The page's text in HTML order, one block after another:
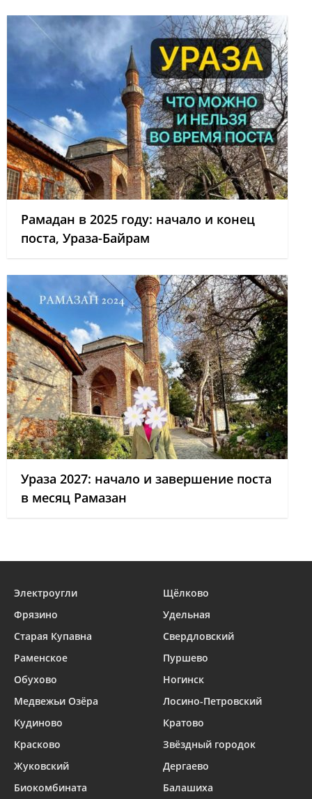
Рамадан в 2025 году: начало и конец
поста, Ураза-Байрам
Ураза 2027: начало и завершение поста
в месяц Рамазан
Электроугли
Щёлково
Фрязино
Удельная
Старая Купавна
Свердловский
Раменское
Пуршево
Обухово
Ногинск
Медвежьи Озёра
Лосино-Петровский
Кудиново
Кратово
Красково
Звёздный городок
Жуковский
Дергаево
Биокомбината
Балашиха